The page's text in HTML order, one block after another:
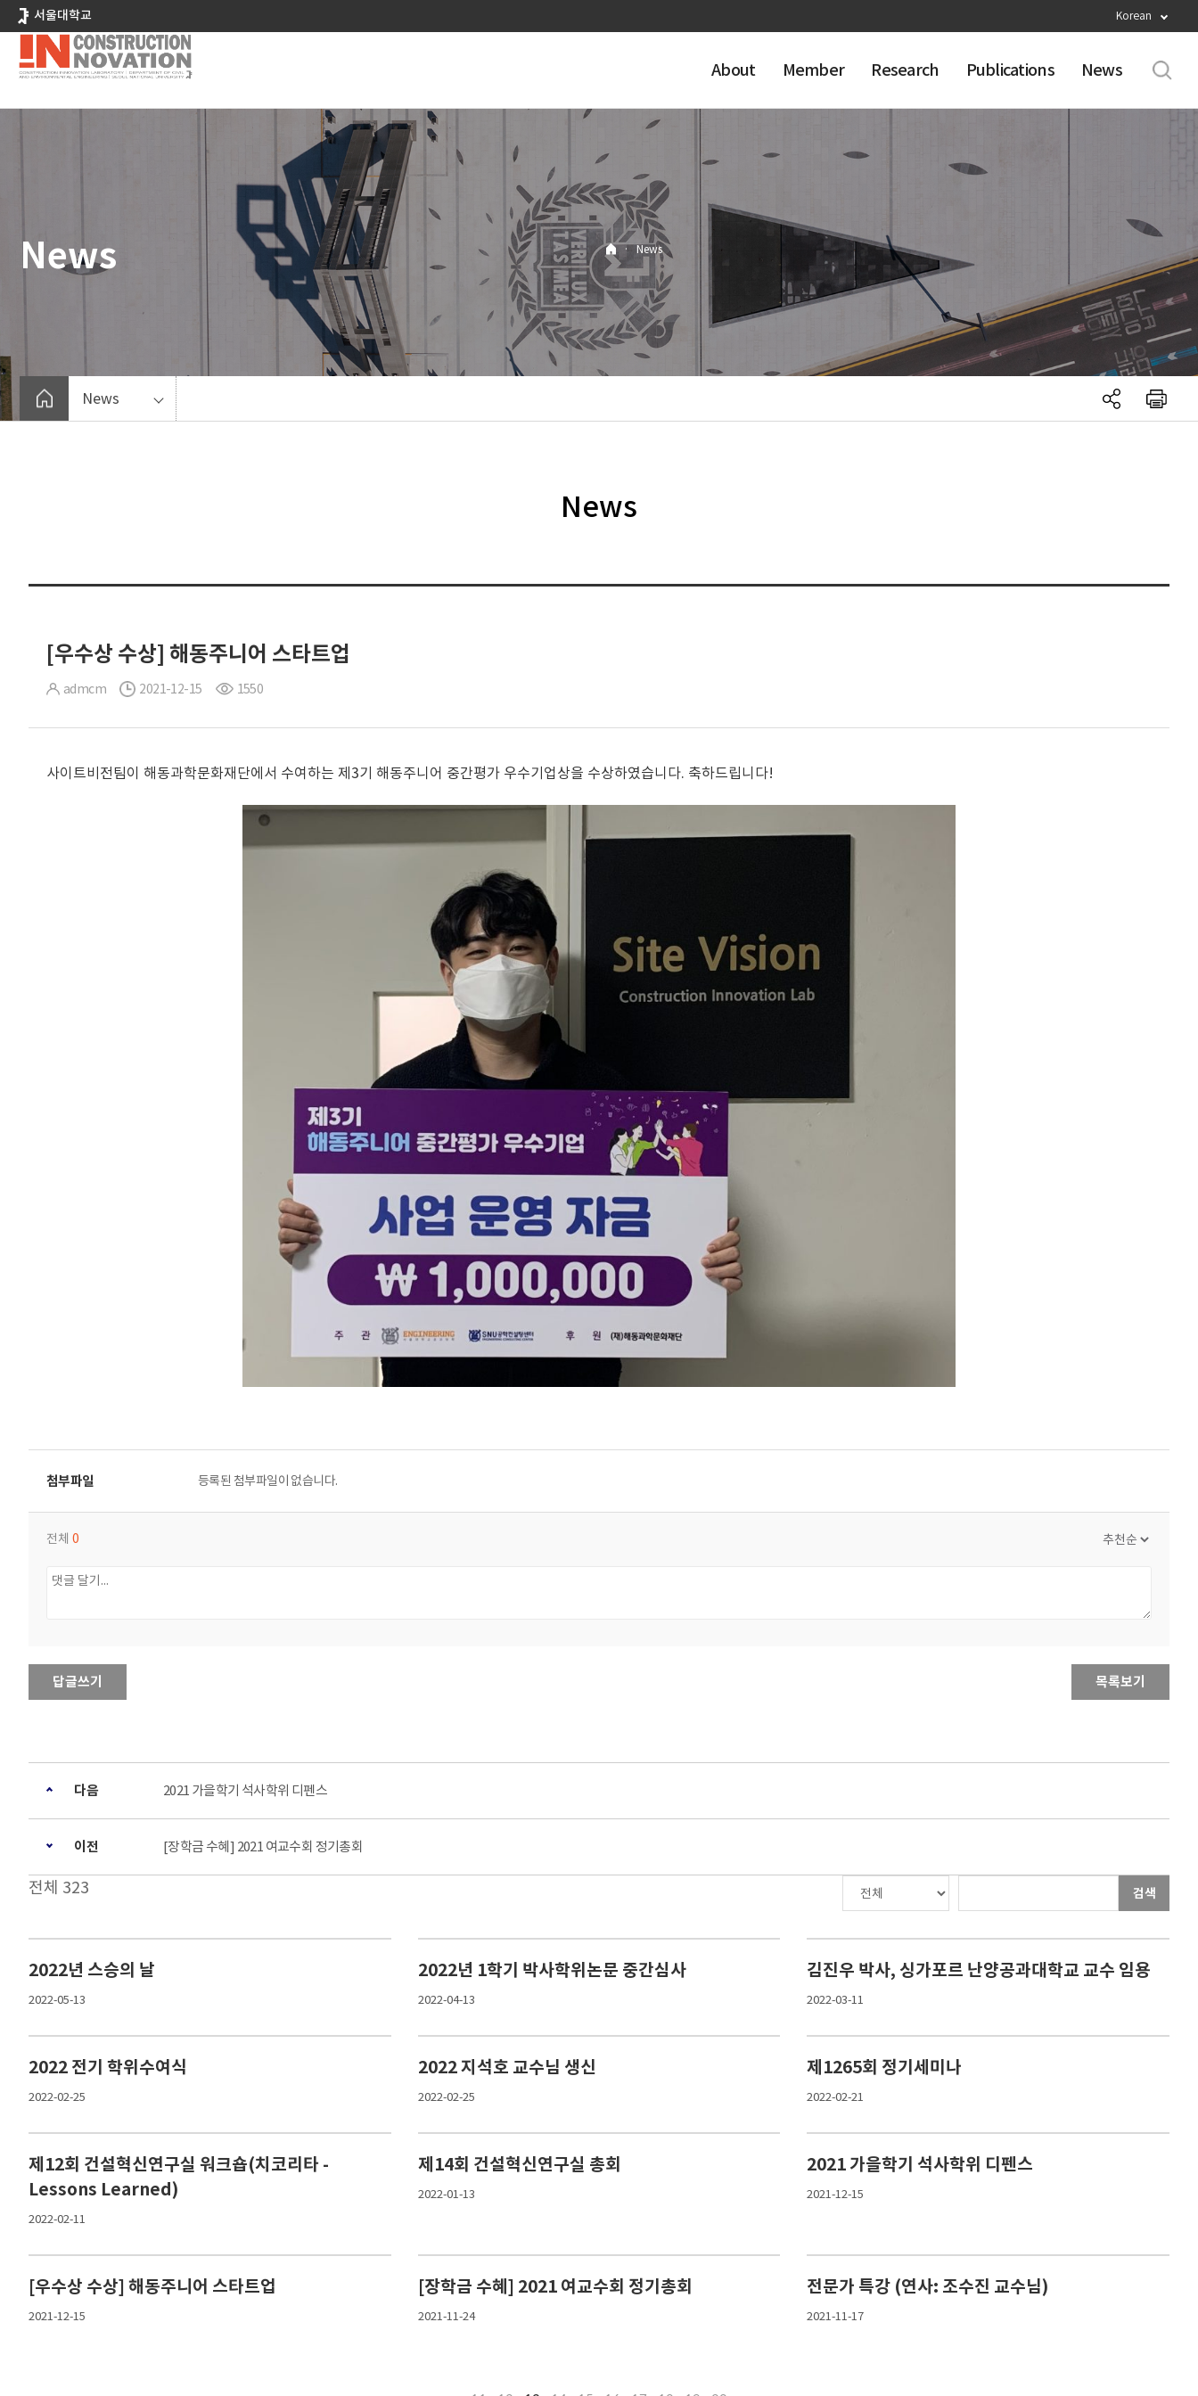
로
서울대학교 Korean
About Member Research Publications News
News · News
News
News
[우수상 수상] 해동주니어 스타트업
admcm 2021-12-15 1550
사이트비전팀이 해동과학문화재단에서 수여하는 제3기 해동주니어 중간평가 우수기업상을 수상하였습니다. 축하드립니다!
등록된 첨부파일이 없습니다.
전체 0
답글쓰기 목록보기
다음 2021 가을학기 석사학위 디펜스
이전 [장학금 수혜] 2021 여교수회 정기총회
전체 323 검색
2022년 스승의 날
2022-05-13
2022년 1학기 박사학위논문 중간심사
2022-04-13
김진우 박사, 싱가포르 난양공과대학교 교수 임용
2022-03-11
2022 전기 학위수여식
2022-02-25
2022 지석호 교수님 생신
2022-02-25
제1265회 정기세미나
2022-02-21
제12회 건설혁신연구실 워크숍(치코리타 -
Lessons Learned)
2022-02-11
제14회 건설혁신연구실 총회
2022-01-13
2021 가을학기 석사학위 디펜스
2021-12-15
[우수상 수상] 해동주니어 스타트업
2021-12-15
[장학금 수혜] 2021 여교수회 정기총회
2021-11-24
전문가 특강 (연사: 조수진 교수님)
2021-11-17